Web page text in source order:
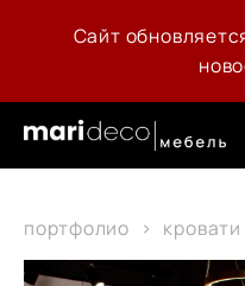
Сайт
портфолио > кровати